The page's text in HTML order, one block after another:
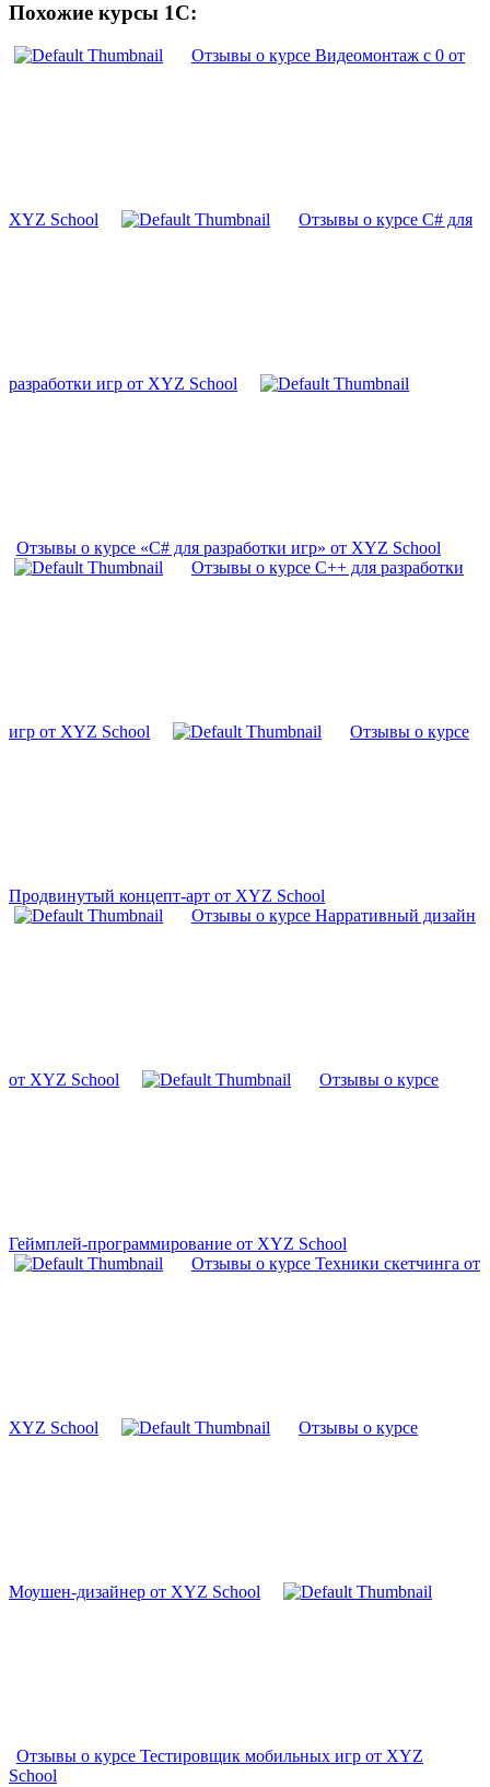
Похожие курсы 1С:
Отзывы о курсе Видеомонтаж с 0 от
XYZ School Отзывы о курсе C# для
разработки игр от XYZ School
Отзывы о курсе «C# для разработки игр» от XYZ School
Отзывы о курсе C++ для разработки
игр от XYZ School Отзывы о курсе
Продвинутый концепт-арт от XYZ School
Отзывы о курсе Нарративный дизайн
от XYZ School Отзывы о курсе
Геймплей-программирование от XYZ School
Отзывы о курсе Техники скетчинга от
XYZ School Отзывы о курсе
Моушен-дизайнер от XYZ School
Отзывы о курсе Тестировщик мобильных игр от XYZ
School